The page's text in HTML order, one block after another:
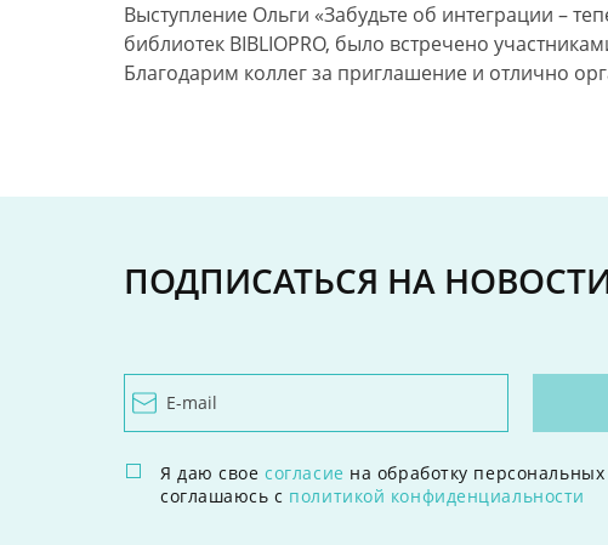
Выступление Ольги «Забудьте об интеграции –
библиотек BIBLIOPRO, было встречено
Благодарим коллегза приглашение и отлично
ПОДПИСАТЬСЯ НА
Я даю своесогласие на обработку
соглашаюсь с политикой конфиденциальности